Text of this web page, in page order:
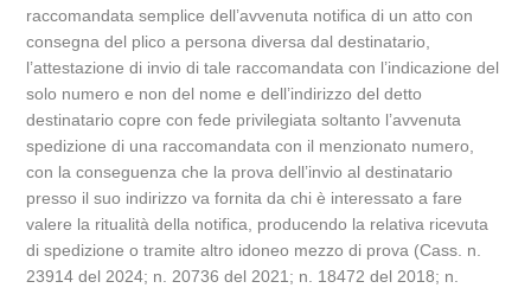
raccomandata semplice dell’avvenuta notifica di un atto con
consegna del plico a persona diversa dal destinatario,
l’attestazione di invio di tale raccomandata con l’indicazione del
solo numero e non del nome e dell’indirizzo del detto
destinatario copre con fede privilegiata soltanto l’avvenuta
spedizione di una raccomandata con il menzionato numero,
con la conseguenza che la prova dell’invio al destinatario
presso il suo indirizzo va fornita da chi è interessato a fare
valere la ritualità della notifica, producendo la relativa ricevuta
di spedizione o tramite altro idoneo mezzo di prova (Cass. n.
23914 del 2024; n. 20736 del 2021; n. 18472 del 2018; n.